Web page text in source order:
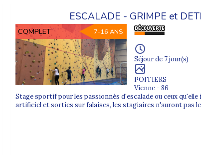
ESCALADE - GRIMPE et
COMPLET 7-16 ANS
Séjour de 7 jour(s)
POITIERS
Vienne - 86
Stage sportif pour les passionnés d'escalade ou ceux
artificiel et sorties sur falaises, les stagiaires n'auront pas